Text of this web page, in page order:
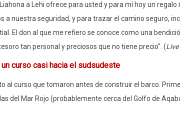
a Lehi ofrece para usted y para mí hoy un regalo
a nuestra seguridad, y para trazar el camino seguro,
El don al que me refiero se conoce como una
tan personal y preciosos que no tiene precio". (
curso casi hacia el sudsudeste
al curso que tomaron antes de construir el barco.
del Mar Rojo (probablemente cerca del Golfo de